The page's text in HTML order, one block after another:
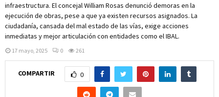
infraestructura. El concejal William Rosas denunció demoras en la
ejecución de obras, pese a que ya existen recursos asignados. La
ciudadanía, cansada del mal estado de las vías, exige acciones
inmediatas y mejor articulación con entidades como el IBAL.
17 mayo, 2025 0 261
COMPARTIR 0